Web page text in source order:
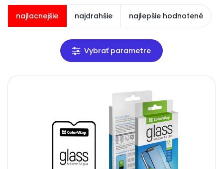
najlacnejšie najdrahšie najlepšie hodnotené